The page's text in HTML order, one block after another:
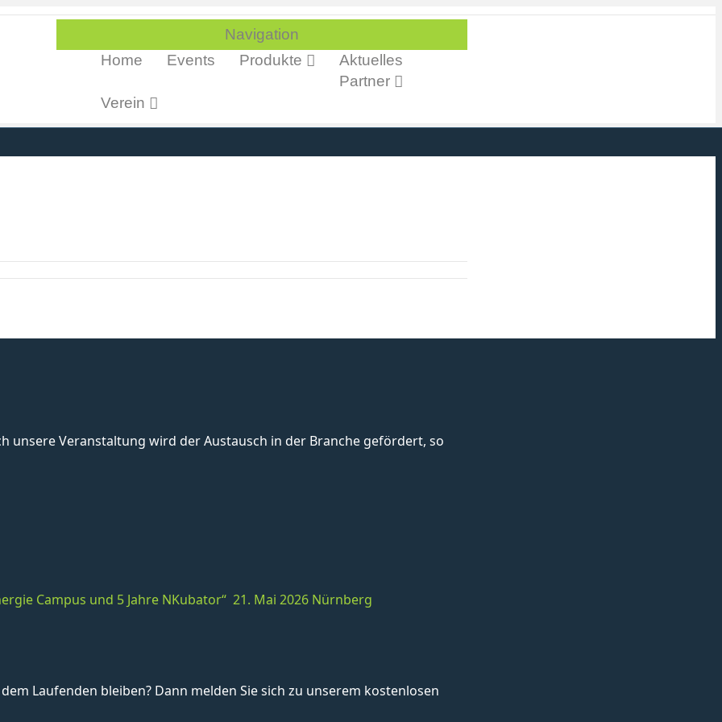
Navigation
Home
Events Produkte
Aktuelles
Partner
Verein
unsere Veranstaltung wird der Austausch in der Branche gefördert, so
Campus und 5 Jahre NKubator“ 21. Mai 2026 Nürnberg
Laufenden bleiben? Dann melden Sie sich zu unserem kostenlosen